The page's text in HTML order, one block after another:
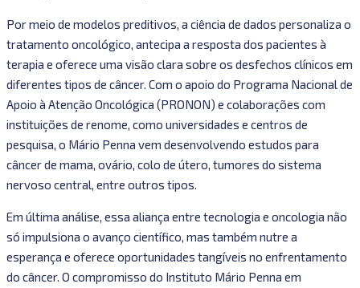
Por meio de modelos preditivos, a ciência de dados personaliza o
tratamento oncológico, antecipa a resposta dos pacientes à
terapia e oferece uma visão clara sobre os desfechos clínicos em
diferentes tipos de câncer. Com o apoio do Programa Nacional de
Apoio à Atenção Oncológica (PRONON) e colaborações com
instituições de renome, como universidades e centros de
pesquisa, o Mário Penna vem desenvolvendo estudos para
câncer de mama, ovário, colo de útero, tumores do sistema
nervoso central, entre outros tipos.
Em última análise, essa aliança entre tecnologia e oncologia não
só impulsiona o avanço científico, mas também nutre a
esperança e oferece oportunidades tangíveis no enfrentamento
do câncer. O compromisso do Instituto Mário Penna em